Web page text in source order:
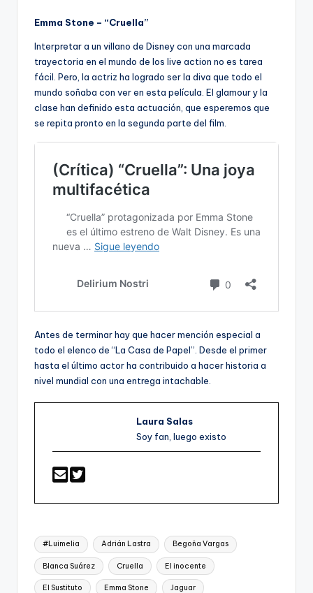
Emma Stone – “Cruella”
Interpretar a un villano de Disney con una marcada
trayectoria en el mundo de los live action no es tarea
fácil. Pero, la actriz ha logrado ser la diva que todo el
mundo soñaba con ver en esta película. El glamour y la
clase han definido esta actuación, que esperemos que
se repita pronto en la segunda parte del film.
Antes de terminar hay que hacer mención especial a
todo el elenco de “La Casa de Papel”. Desde el primer
hasta el último actor ha contribuido a hacer historia a
nivel mundial con una entrega intachable.
Laura Salas
Soy fan, luego existo
Etiquetas:
#Luimelia Adrián Lastra Begoña Vargas
Blanca Suárez Cruella El inocente
El Sustituto Emma Stone Jaguar